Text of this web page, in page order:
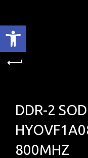
Ανοίξτε τη γραμμή εργαλείων
DDR-2
800MHZ